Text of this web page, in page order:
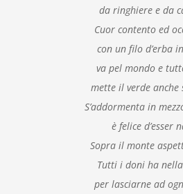
da ringhiere e da
Cuor contento ed
con un filo d’erba
va pel mondo e
mette il verde anche
S’addormenta in
è felice d’esser
Sopra il monte
Tutti i doni ha
per lasciarne ad